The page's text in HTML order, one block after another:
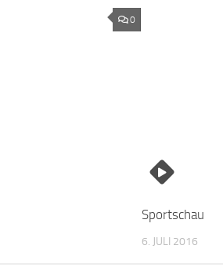
0
Sportschau
6. JULI 2016